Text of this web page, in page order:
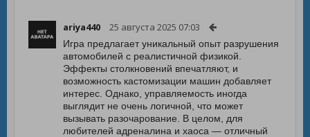
ariya440 25 августа 2025 07:03
Игра предлагает уникальный опыт разрушения
автомобилей с реалистичной физикой.
Эффекты столкновений впечатляют, и
возможность кастомизации машин добавляет
интерес. Однако, управляемость иногда
выглядит не очень логичной, что может
вызывать разочарование. В целом, для
любителей адреналина и хаоса — отличный